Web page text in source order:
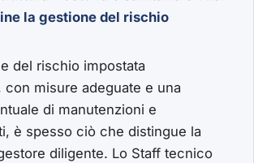
la gestione del rischio
del rischio impostata
misure adeguate e una
di manutenzioni e
è spesso ciò che distingue la
diligente. Lo Staff tecnico